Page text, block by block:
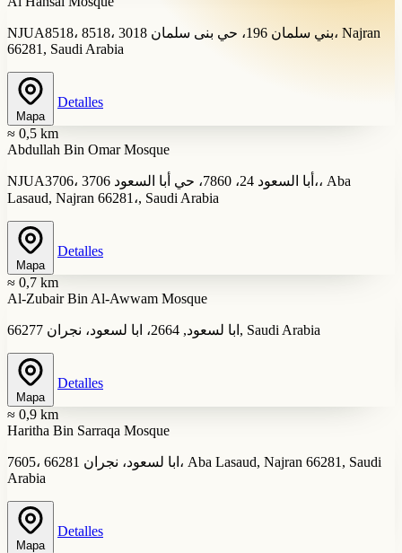
NJUA8518، 8518، 3018 بني سلمان 196، حي بنى سلمان، Najran
66281, Saudi Arabia
Mapa
Detalles
≈ 0,5 km
Abdullah Bin Omar Mosque
NJUA3706، 3706 أبا السعود 24، 7860، حي أبا السعود،، Aba
Lasaud, Najran 66281،, Saudi Arabia
Mapa
Detalles
≈ 0,7 km
Al-Zubair Bin Al-Awwam Mosque
ابا لسعود, 2664، ابا لسعود، نجران 66277, Saudi Arabia
Mapa
Detalles
≈ 0,9 km
Haritha Bin Sarraqa Mosque
7605، ابا لسعود، نجران 66281، Aba Lasaud, Najran 66281, Saudi
Arabia
Mapa
Detalles